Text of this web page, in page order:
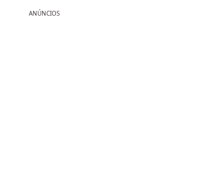
ANÚNCIOS